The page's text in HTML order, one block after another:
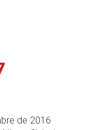
de 2016